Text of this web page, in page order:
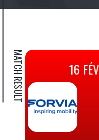
MATCH RESULT 16